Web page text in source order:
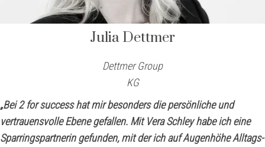
Julia Dettmer
Dettmer Group
KG
„Bei 2 for success hat mir besonders die persönliche und
vertrauensvolle Ebene gefallen. Mit Vera Schley habe ich eine
Sparringspartnerin gefunden, mit der ich auf Augenhöhe Alltags-